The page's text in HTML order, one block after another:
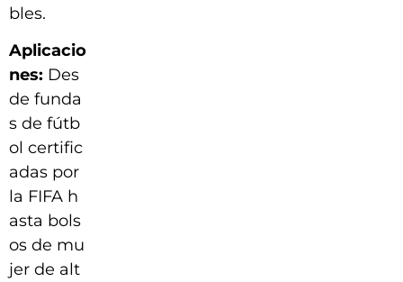
bles.
Aplicacio
nes: Des
de funda
s de fútb
ol certific
adas por
la FIFA h
asta bols
os de mu
jer de alt